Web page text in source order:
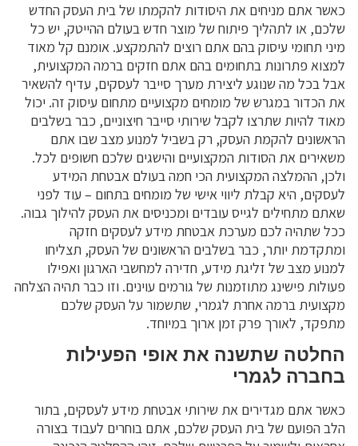
כאשר אתם מניחים את היסודות להקמתו של בית העסק החדש
שלכם, או לתהליך פיתוח של מוצר חדש בעולם ההייטק, יש כל
מיני תחומי עיסוק בהם אתם רוצים להתמקצע. אומנם קל מאוד
למצוא פתרונות בתחומים בהם אתם חזקים ברמה המקצועית,
אבל בכל מה שנוגע ליצירת מערך סייבר לעסקים, עדיף להשאיר
את הכדור במגרש של מומחים מקצועיים מתחום עיסוק זה. יכול
מאוד להיות שתרצו לקבל שירותי סייבר חיצוניים, כבר בשלבים
הראשונים להקמת העסק, רק בשביל למנוע מצב שבו אתם
משאירים את הסודות המקצועיים והישגים שלכם חשופים לכל.
ולכן, ההמלצה המקצועית הכי חמה בעולם אבטחת המידע
לעסקים, היא קבלת ליווי אישי של מומחים בתחום – עוד לפני
שאתם מתחילים לגייס עובדים ומכניסים את העסק להילוך גבוה.
ככל שתהיה לכם מערכת אבטחת מידע לעסקים חזקה
ומתקדמת יותר, כבר בשלבים הראשונים של העסק, תצליחו
למנוע מצב של זליגת מידע, חדירה למחשבי הארגון ואפילו
פעולות פישינג מתוזמנות של גורמים עוינים. וזו כבר תהיה הצלחה
מקצועית ברמה אחרת לגמרי, שתשמור על העסק שלכם
מתפקד, לאורך פרק זמן ארוך במיוחד.
החלטה שתשנה את אופי הפעילות
בחברה לגמרי
כאשר אתם מגדירים את שירותי אבטחת מידע לעסקים, בתור
הלב הפועם של בית העסק שלכם, אתם בוחרים לעבוד בצורה